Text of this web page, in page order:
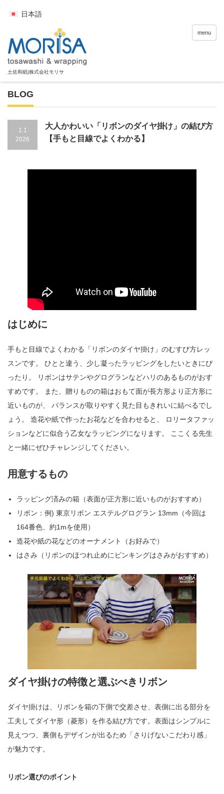
日本語
menu
BLOG
1.1
2026
大人かわいい「リボンのダイヤ掛け」の結び方
【手もと目線でよくわかる】
はじめに
手もと目線でよくわかる「リボンのダイヤ掛け」のむすび方レッ
スンです。 ひとと違う、少し凝ったラッピングをしたいときにぴ
ったり。 リボンはサテンやグログランなどハリのあるものがおす
すめです。 また、贈りものの箱はおもて面が長方形より正方形に
近いものが、 バランスが取りやすく見た目もきれいに結べるでし
ょう。 造花や紙で作ったお花などを合わせると、 ロリータファッ
ションなどに似合う乙女なラッピングになります。 ここくる先生
と一緒にぜひチャレンジしてください。
用意するもの
ラッピング済みの箱（表面が正方形に近いものがおすすめ）
リボン：例) 東京リボン エステルグログラン 13mm（今回は
164番色、約1mを使用）
造花や紙の花などのオーナメント（お好みで）
はさみ（リボンのほつれ止めにピンキングはさみがおすすめ）
ダイヤ掛けの特徴と選ぶべきリボン
ダイヤ掛けは、リボンを箱の下側で交差させ、表側に出る部分を
工夫してダイヤ形（菱形）を作る結び方です。表面はシンプルに
見えつつ、裏側もデザインが出るため「さりげないこだわり感」
が魅力です。
リボン選びのポイント